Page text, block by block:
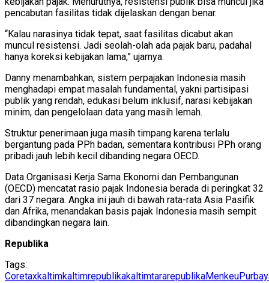
pencabutan fasilitas tidak dijelaskan dengan benar.
“Kalau narasinya tidak tepat, saat fasilitas dicabut akan
muncul resistensi. Jadi seolah-olah ada pajak baru, padahal
hanya koreksi kebijakan lama,” ujarnya.
Danny menambahkan, sistem perpajakan Indonesia masih
menghadapi empat masalah fundamental, yakni partisipasi
publik yang rendah, edukasi belum inklusif, narasi kebijakan
minim, dan pengelolaan data yang masih lemah.
Struktur penerimaan juga masih timpang karena terlalu
bergantung pada PPh badan, sementara kontribusi PPh orang
pribadi jauh lebih kecil dibanding negara OECD.
Data Organisasi Kerja Sama Ekonomi dan Pembangunan
(OECD) mencatat rasio pajak Indonesia berada di peringkat 32
dari 37 negara. Angka ini jauh di bawah rata-rata Asia Pasifik
dan Afrika, menandakan basis pajak Indonesia masih sempit
dibandingkan negara lain.
Republika
Tags:
Coretaxkaltimkaltimrepublikakaltimtararepublika